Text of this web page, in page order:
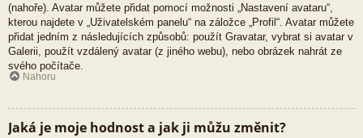
(nahoře). Avatar můžete přidat pomocí možnosti „Nastavení avataru“,
kterou najdete v „Uživatelském panelu“ na záložce „Profil“. Avatar můžete
přidat jedním z následujících způsobů: použít Gravatar, vybrat si avatar v
Galerii, použít vzdálený avatar (z jiného webu), nebo obrázek nahrát ze
svého počítače.
Nahoru
Jaká je moje hodnost a jak ji můžu změnit?